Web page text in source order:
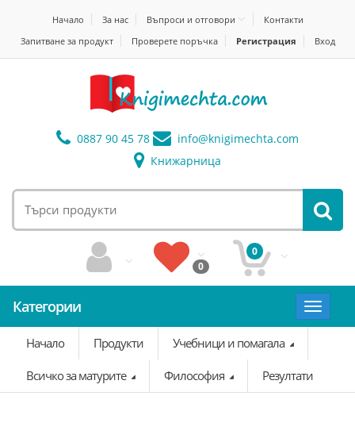
Начало За нас Въпроси и отговори
Контакти
Запитване за продукт
Проверете поръчка Регистрация Вход
0887 90 45 78 info@knigimechta.com
Книжарница
0
0
Категории
Toggle
Начало
Продукти Учебници и помагала
Всичко за матурите Философия Резултати